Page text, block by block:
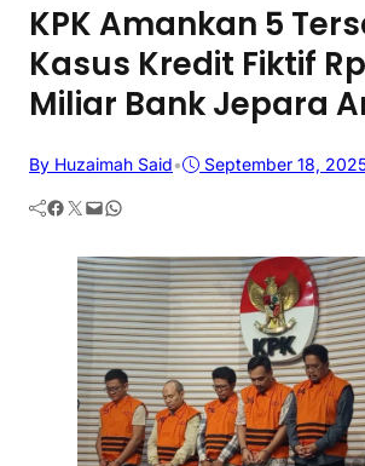
KPK Amankan 5
Kasus Kredit Fiktif
Miliar Bank Jepara
By Huzaimah Said• September 18,
Facebook Twitter Mail WhatsApp